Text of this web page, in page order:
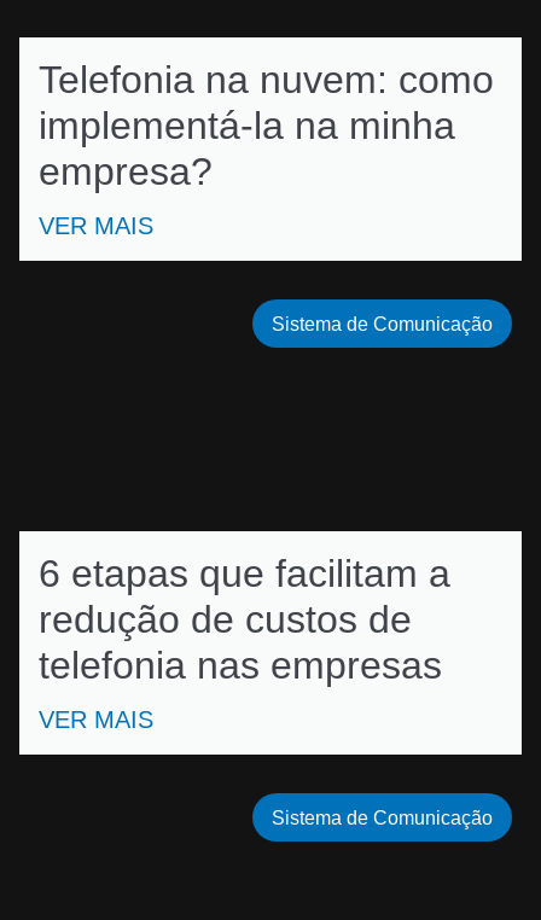
Telefonia na nuvem: como
implementá-la na minha
empresa?
VER MAIS
6 etapas que facilitam a
redução de custos de
telefonia nas empresas
VER MAIS
Sistema de Comunicação
Sistema de Comunicação